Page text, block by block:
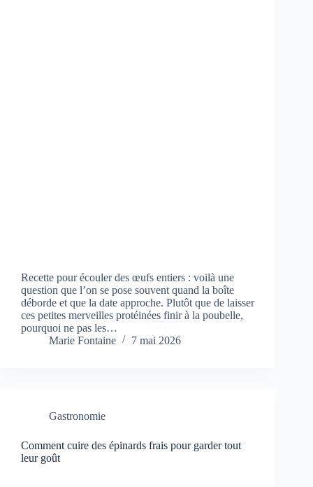
Recette pour écouler des œufs entiers : voilà une
question que l’on se pose souvent quand la boîte
déborde et que la date approche. Plutôt que de laisser
ces petites merveilles protéinées finir à la poubelle,
pourquoi ne pas les…
Marie Fontaine
7 mai 2026
Gastronomie
Comment cuire des épinards frais pour garder tout
leur goût